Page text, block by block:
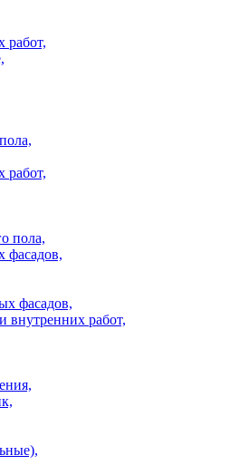
работ,
работ,
пола,
фасадов,
фасадов,
внутренних работ,